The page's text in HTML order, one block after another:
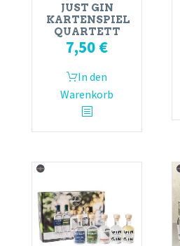
JUST GIN
KARTENSPIEL
QUARTETT
7,50 €
In den
Warenkorb